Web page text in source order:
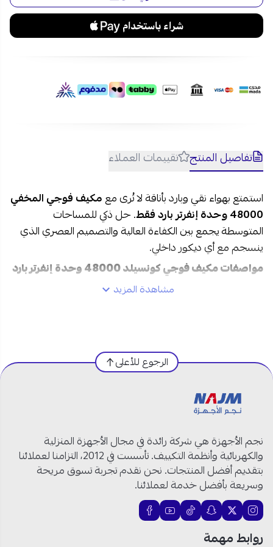
تفاصيل المنتج تقييمات العملاء
استمتع بهواء نقي وبارد بأناقة لا تُرى معمكيف فوجي المخفي
48000 وحدة إنفرتر بارد فقط
. حل ذكي للمساحات
المتوسطة يجمع بين الكفاءة العالية والتصميم العصري الذي
ينسجم مع أي ديكور داخلي.
مواصفات مكيف فوجي كونسيلد 48000 وحدة إنفرتر بارد
نظام التشغيل:بارد فقط
التقنية:إنفرتر موفر للطاقة
الفلتر:متقدم، قابل للإزالة والغسل
الشفط:
ريموت لاسلكي + خاصية إعادة التشغيل
التلقائي
التشغيل:هادئ ومناسب لغرف النوم أو المكاتب
الهيكل:مقاوم للعوامل الجوية
التصميم: أبيض.
بلد المنشأ: تايلاند
العلامة التجارية: فوجي
رقم الموديل: RDG48CMTA-S
مشاهدة المزيد
الرجوع للأعلى
نجم الأجهزة هي شركة رائدة في مجال الأجهزة المنزلية
والكهربائية وأنظمة التكييف. تأسست في 2012، التزامنا لعملائنا
بتقديم أفضل المنتجات. نحن نقدم تجربة تسوق مريحة
وسريعة بأفضل خدمة لعملائنا.
روابط مهمة